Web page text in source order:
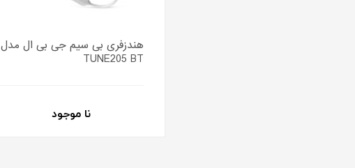
هندزفری بی سیم جی بی ال مدل
TUNE205 BT
نا موجود